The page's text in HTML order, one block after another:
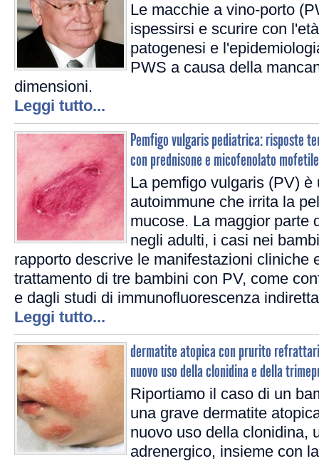
Le macchie a vino-porto
ispessirsi e scurire con
patogenesi e
PWS a causa della
dimensioni.
Leggi tutto...
Pemfigo vulgaris pediatrica: risposte
con prednisone e micofenolato
La pemfigo vulgaris (PV)
autoimmune che irrita la
mucose. La maggior parte
negli adulti, i casi nei
rapporto descrive le manifestazioni cliniche
trattamento di tre bambini con PV, come
e dagli studi di immunofluorescenza
Leggi tutto...
dermatite atopica con prurito
nuovo uso della clonidina e della
Riportiamo il caso di un
una grave dermatite
nuovo uso della clonidina,
adrenergico, insieme con